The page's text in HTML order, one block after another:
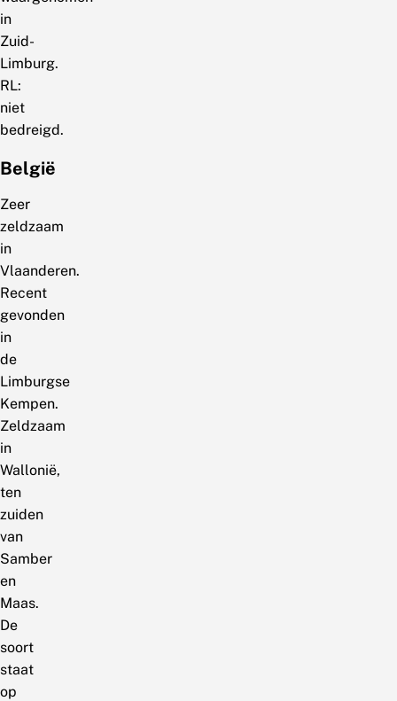
in
Zuid-
Limburg.
RL:
niet
bedreigd.
België
Zeer
zeldzaam
in
Vlaanderen.
Recent
gevonden
in
de
Limburgse
Kempen.
Zeldzaam
in
Wallonië,
ten
zuiden
van
Samber
en
Maas.
De
soort
staat
op